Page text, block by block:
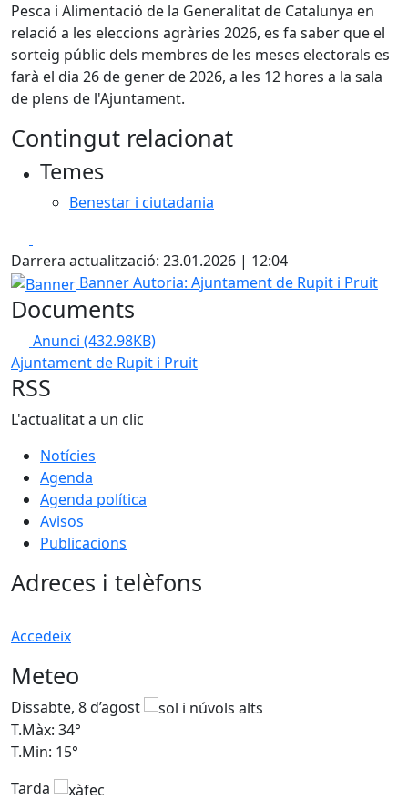
Pesca i Alimentació de la Generalitat de Catalunya en
relació a les eleccions agràries 2026, es fa saber que el
sorteig públic dels membres de les meses electorals es
farà el dia 26 de gener de 2026, a les 12 hores a la sala
de plens de l'Ajuntament.
Contingut relacionat
Temes
Benestar i ciutadania
Darrera actualització: 23.01.2026 | 12:04
Banner
BannerAutoria: Ajuntament de Rupit i Pruit
Documents
Anunci (432.98KB)
Ajuntament de Rupit i Pruit
RSS
L'actualitat a un clic
Notícies
Agenda
Agenda política
Avisos
Publicacions
Adreces i telèfons
Accedeix
Meteo
Dissabte, 8 d’agost
T.Màx: 34°
T.Min: 15°
Tarda